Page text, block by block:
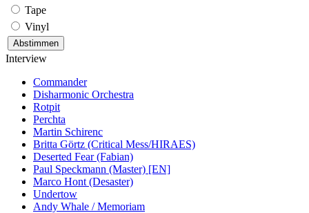
Tape
Vinyl
Interview
Commander
Disharmonic Orchestra
Rotpit
Perchta
Martin Schirenc
Britta Görtz (Critical Mess/HIRAES)
Deserted Fear (Fabian)
Paul Speckmann (Master) [EN]
Marco Hont (Desaster)
Undertow
Andy Whale / Memoriam